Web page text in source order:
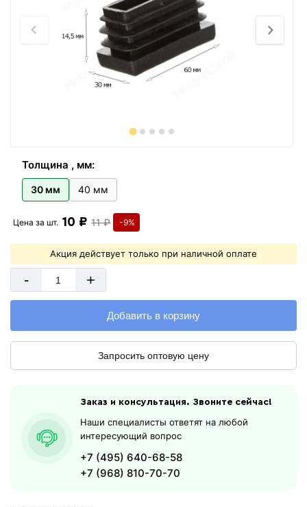
Толщина , мм:
30 мм 40 мм
Цена за шт. 10 ₽ 11 ₽ -9%
Акция действует только при наличной оплате
- +
Добавить в корзину
Запросить оптовую цену
Заказ и консультация. Звоните сейчас!
Наши специалисты ответят на любой
интересующий вопрос
+7 (495) 640-68-58
+7 (968) 810-70-70